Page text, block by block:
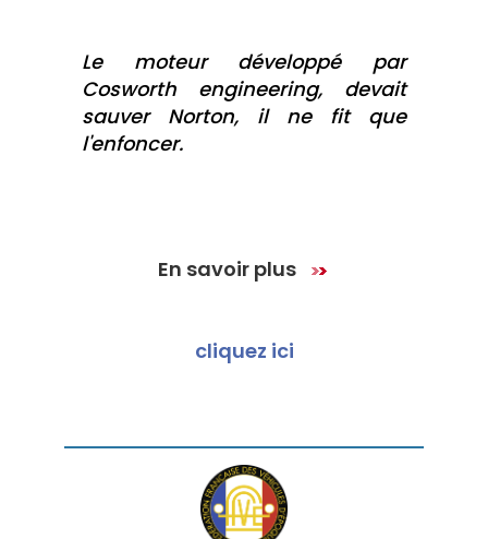
Le moteur développé par
Cosworth engineering, devait
sauver Norton, il ne fit que
l'enfoncer.
En savoir plus
cliquez ici